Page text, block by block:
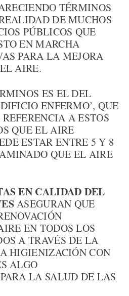
TÉRMINOS
DE MUCHOS
PÚBLICOS QUE
EN MARCHA
PARA LA MEJORA
AIRE.
ES EL DEL
ENFERMO’, QUE
A ESTOS
QUE EL AIRE
ESTAR ENTRE 5 Y 8
QUE EL AIRE
EN CALIDAD DEL
ASEGURAN QUE
EN TODOS LOS
A TRAVÉS DE LA
HIGIENIZACIÓN CON
ALGO
LA SALUD DE LAS